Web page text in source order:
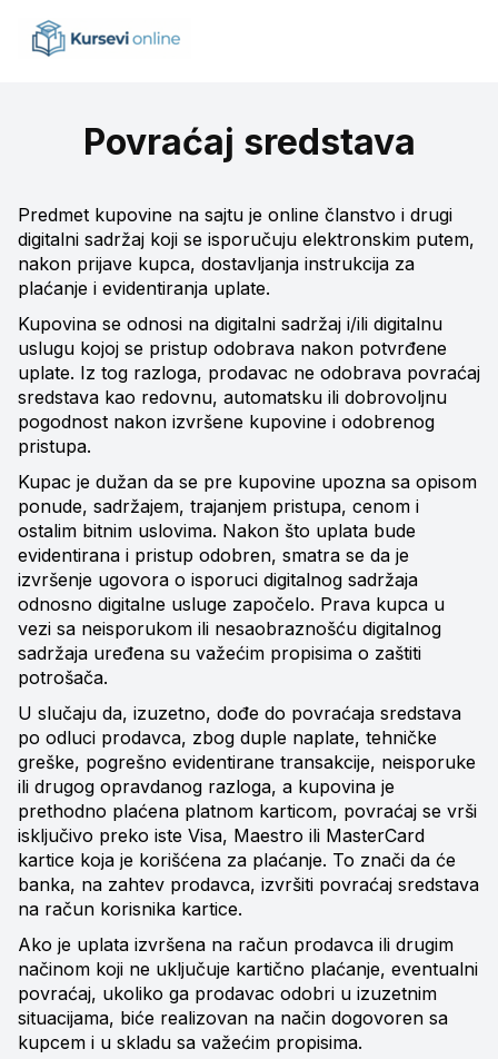
Povraćaj sredstava
Predmet kupovine na sajtu je online članstvo i drugi
digitalni sadržaj koji se isporučuju elektronskim putem,
nakon prijave kupca, dostavljanja instrukcija za
plaćanje i evidentiranja uplate.
Kupovina se odnosi na digitalni sadržaj i/ili digitalnu
uslugu kojoj se pristup odobrava nakon potvrđene
uplate. Iz tog razloga, prodavac ne odobrava povraćaj
sredstava kao redovnu, automatsku ili dobrovoljnu
pogodnost nakon izvršene kupovine i odobrenog
pristupa.
Kupac je dužan da se pre kupovine upozna sa opisom
ponude, sadržajem, trajanjem pristupa, cenom i
ostalim bitnim uslovima. Nakon što uplata bude
evidentirana i pristup odobren, smatra se da je
izvršenje ugovora o isporuci digitalnog sadržaja
odnosno digitalne usluge započelo. Prava kupca u
vezi sa neisporukom ili nesaobraznošću digitalnog
sadržaja uređena su važećim propisima o zaštiti
potrošača.
U slučaju da, izuzetno, dođe do povraćaja sredstava
po odluci prodavca, zbog duple naplate, tehničke
greške, pogrešno evidentirane transakcije, neisporuke
ili drugog opravdanog razloga, a kupovina je
prethodno plaćena platnom karticom, povraćaj se vrši
isključivo preko iste Visa, Maestro ili MasterCard
kartice koja je korišćena za plaćanje. To znači da će
banka, na zahtev prodavca, izvršiti povraćaj sredstava
na račun korisnika kartice.
Ako je uplata izvršena na račun prodavca ili drugim
načinom koji ne uključuje kartično plaćanje, eventualni
povraćaj, ukoliko ga prodavac odobri u izuzetnim
situacijama, biće realizovan na način dogovoren sa
kupcem i u skladu sa važećim propisima.